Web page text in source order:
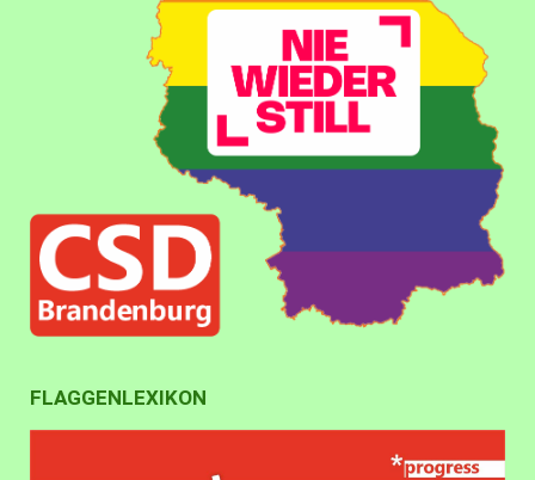
FLAGGENLEXIKON